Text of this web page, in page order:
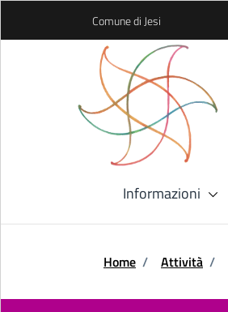
Skip to Main ContentComune di Jesi
Informazioni
Home / Attività /